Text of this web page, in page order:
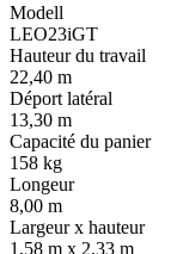
Modell
LEO23iGT
Hauteur du travail
22,40 m
Déport latéral
13,30 m
Capacité du panier
158 kg
Longeur
8,00 m
Largeur x hauteur
1,58 m x 2,33 m